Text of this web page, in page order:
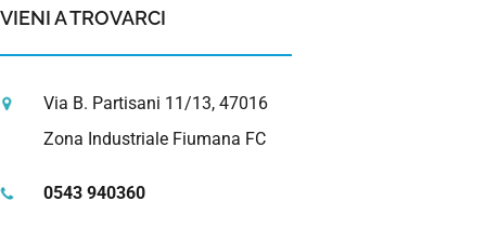
VIENI A TROVARCI
Via B. Partisani 11/13, 47016
Zona Industriale Fiumana FC
0543 940360